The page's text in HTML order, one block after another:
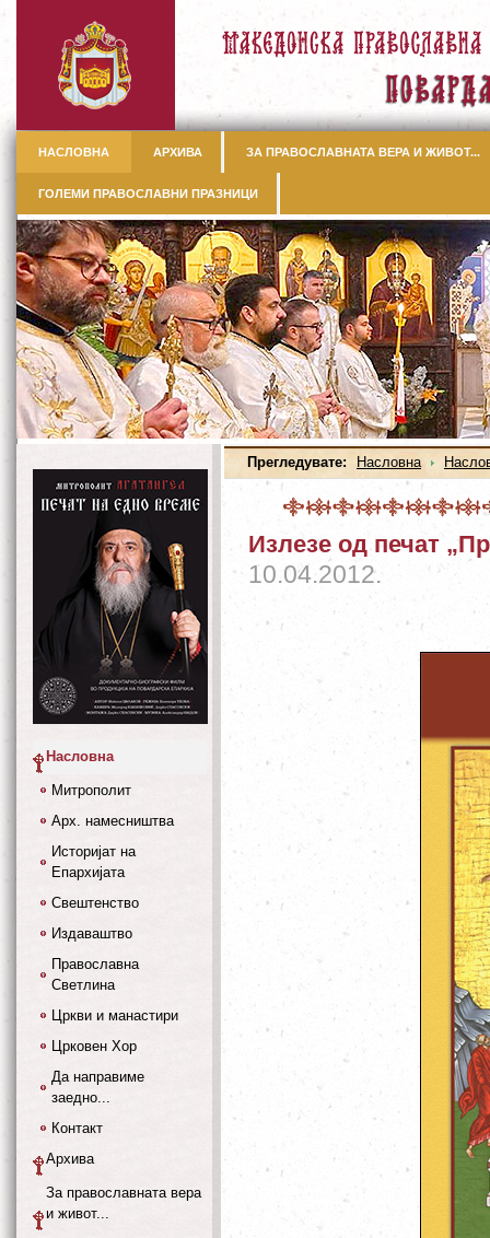
НАСЛОВНА АРХИВА ЗА ПРАВОСЛАВНАТА ВЕРА И ЖИВОТ...
ГОЛЕМИ ПРАВОСЛАВНИ ПРАЗНИЦИ
Прегледувате: Насловна
Излезе од печат
10.04.2012.
Насловна
Митрополит
Арх. намесништва
Историјат на
Епархијата
Свештенство
Издаваштво
Православна
Светлина
Цркви и манастири
Црковен Хор
Да направиме
заедно...
Контакт
Архива
За православната вера
и живот...